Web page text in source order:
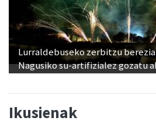
Lurraldebuseko zerbitzu
Nagusiko su-artifizialez gozatu
Ikusienak